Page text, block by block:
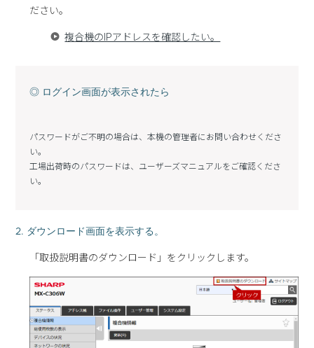
ださい。
複合機のIPアドレスを確認したい。
◎ ログイン画面が表示されたら
パスワードがご不明の場合は、本機の管理者にお問い合わせくださ
い。
工場出荷時のパスワードは、ユーザーズマニュアルをご確認くださ
い。
2. ダウンロード画面を表示する。
「取扱説明書のダウンロード」をクリックします。